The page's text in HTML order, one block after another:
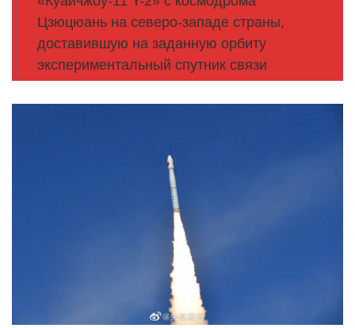
Цзюцюань на северо-западе страны,
доставившую на заданную орбиту
экспериментальный спутник связи